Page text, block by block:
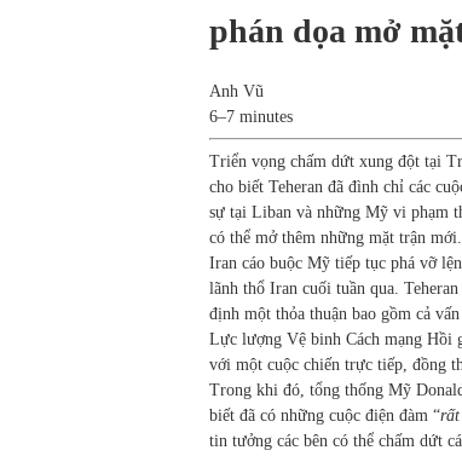
phán dọa mở
Anh Vũ
6–7 minutes
Triển vọng chấm dứt xung đột tại
cho biết Teheran đã đình chỉ các
sự tại Liban và những Mỹ vi phạm
có thể mở thêm những mặt trận mới.
Iran cáo buộc Mỹ tiếp tục phá vỡ
lãnh thổ Iran cuối tuần qua.
định một thỏa thuận bao gồm cả
Lực lượng Vệ binh Cách mạng Hồi
với một cuộc chiến trực tiếp, đồng
Trong khi đó, tổng thống Mỹ
biết đã có những cuộc điện đàm “
tin tưởng các bên có thể chấm dứt